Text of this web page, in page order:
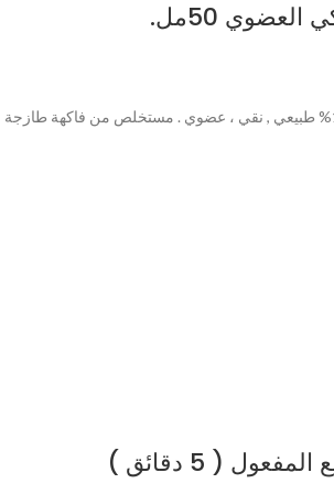
50مل.
⭐- منتج 🇫🇷 فرنسي 100% طبيعي , نقي ، عضوي . مستخلص من فاكهة طازجة
( 5 دقائق )